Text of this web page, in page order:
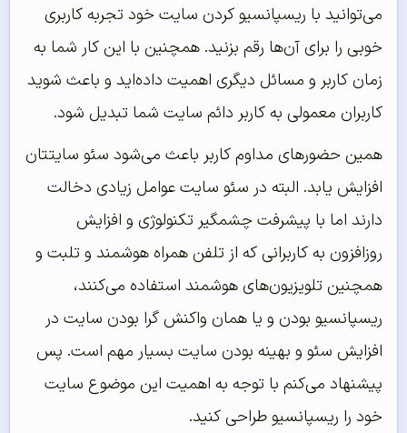
می‌توانید با ریسپانسیو کردن سایت خود تجربه کاربری
خوبی را برای آن‌ها رقم بزنید. همچنین با این کار شما به
زمان کاربر و مسائل دیگری اهمیت داده‌اید و باعث شوید
کاربران معمولی به کاربر دائم سایت شما تبدیل شود.
همین حضورهای مداوم کاربر باعث می‌شود سئو سایتتان
افزایش یابد. البته در سئو سایت عوامل زیادی دخالت
دارند اما با پیشرفت چشمگیر تکنولوژی و افزایش
روزافزون به کاربرانی که از تلفن همراه هوشمند و تلبت و
همچنین تلویزیون‌های هوشمند استفاده می‌کنند،
ریسپانسیو بودن و یا همان واکنش گرا بودن سایت در
افزایش سئو و بهینه بودن سایت بسیار مهم است. پس
پیشنهاد می‌کنم با توجه به اهمیت این موضوع سایت
خود را ریسپانسیو طراحی کنید.